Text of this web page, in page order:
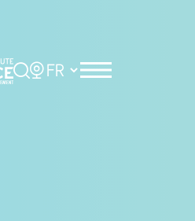
Rechercher
Choisir la langue